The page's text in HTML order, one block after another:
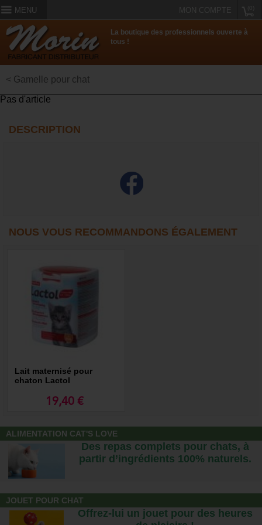
MENU MON COMPTE
La boutique des professionnels ouverte à
tous !
< Gamelle pour chat
Pas d'article
DESCRIPTION
NOUS VOUS RECOMMANDONS ÉGALEMENT
Lait maternisé pour
chaton Lactol
19,40 €
ALIMENTATION CAT'S LOVE
Des repas complets pour chats, à
partir d’ingrédients 100% naturels.
JOUET POUR CHAT
Offrez-lui un jouet pour des heures